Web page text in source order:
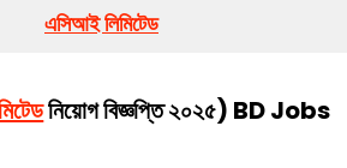
এসিআই লিমিটেড
নিয়োগ বিজ্ঞপ্তি ২০২৫) BD Jobs